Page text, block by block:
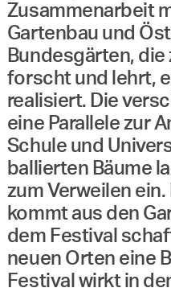
Zusammenarbeit
Gartenbau und
Bundesgärten,
forscht und lehrt,
realisiert. Die
eine Parallele zur
Schule und
ballierten Bäume
zum Verweilen
kommt aus den
dem Festival
neuen Orten eine
Festival wirkt in